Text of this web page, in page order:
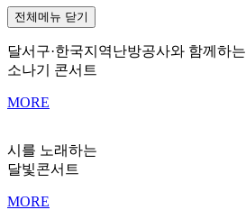
전체메뉴 닫기
달서구·한국지역난방공사와 함께하는
소나기 콘서트
MORE
시를 노래하는
달빛콘서트
MORE